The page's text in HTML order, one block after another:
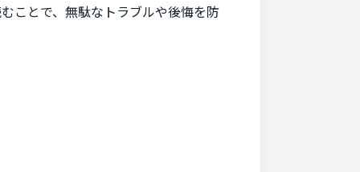
ことで、無駄なトラブルや後悔を防